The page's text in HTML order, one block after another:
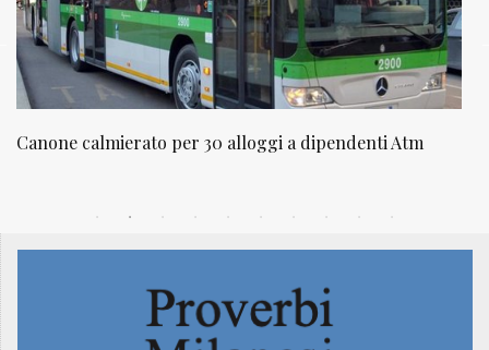
a dipendenti Atm NATUROPATIA IN BREVE 20/01